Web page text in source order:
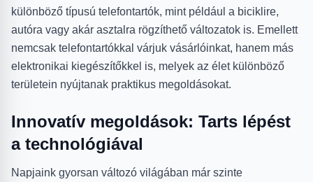
különböző típusú telefontartók, mint például a biciklire,
autóra vagy akár asztalra rögzíthető változatok is. Emellett
nemcsak telefontartókkal várjuk vásárlóinkat, hanem más
elektronikai kiegészítőkkel is, melyek az élet különböző
területein nyújtanak praktikus megoldásokat.
Innovatív megoldások: Tarts lépést
a technológiával
Napjaink gyorsan változó világában már szinte